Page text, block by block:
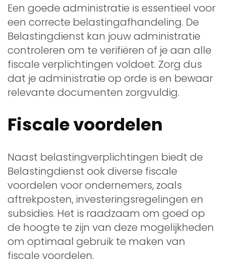
Een goede administratie is essentieel voor
een correcte belastingafhandeling. De
Belastingdienst kan jouw administratie
controleren om te verifiëren of je aan alle
fiscale verplichtingen voldoet. Zorg dus
dat je administratie op orde is en bewaar
relevante documenten zorgvuldig.
Fiscale voordelen
Naast belastingverplichtingen biedt de
Belastingdienst ook diverse fiscale
voordelen voor ondernemers, zoals
aftrekposten, investeringsregelingen en
subsidies. Het is raadzaam om goed op
de hoogte te zijn van deze mogelijkheden
om optimaal gebruik te maken van
fiscale voordelen.